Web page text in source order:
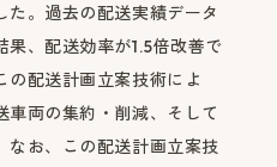
た。過去の配送実績データ
果、配送効率が1.5倍改善で
の配送計画立案技術によ
車両の集約・削減、そして
なお、この配送計画立案技